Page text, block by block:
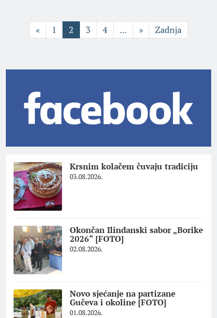
« 1 2 3 4 ... » Zadnja
Krsnim kolačem čuvaju tradiciju
03.08.2026.
Okončan Ilindanski sabor „Borike
2026“ [FOTO]
02.08.2026.
Novo sjećanje na partizane
Gučeva i okoline [FOTO]
01.08.2026.